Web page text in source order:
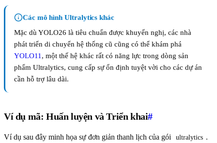
Các mô hình Ultralytics khác
Mặc dù YOLO26 là tiêu chuẩn được khuyến nghị, các nhà
phát triển di chuyển hệ thống cũ cũng có thể khám phá
YOLO11 , một thế hệ khác rất có năng lực trong dòng sản
phẩm Ultralytics, cung cấp sự ổn định tuyệt vời cho các dự án
cần hỗ trợ lâu dài.
Ví dụ mã: Huấn luyện và Triển khai#
Ví dụ sau đây minh họa sự đơn giản thanh lịch của gói ultralytics .